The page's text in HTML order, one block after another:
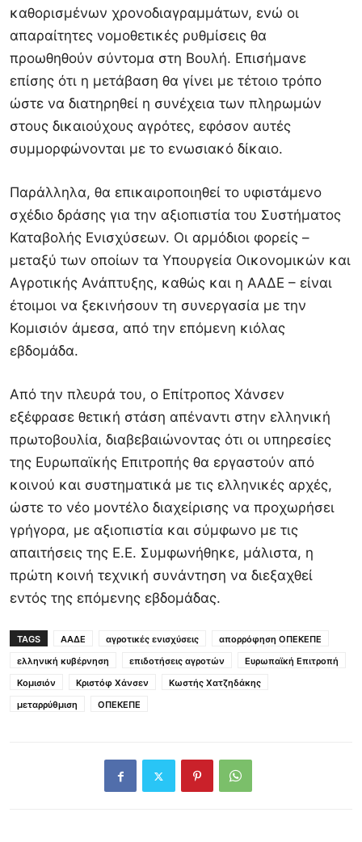
καθορισμένων χρονοδιαγραμμάτων, ενώ οι
απαραίτητες νομοθετικές ρυθμίσεις θα
προωθηθούν σύντομα στη Βουλή. Επισήμανε
επίσης ότι η μετάβαση θα γίνει με τέτοιο τρόπο
ώστε να διατηρηθεί η συνέχεια των πληρωμών
στους δικαιούχους αγρότες, εφόσον αυτές
συμμορφώνονται με το ενωσιακό δίκαιο.
Παράλληλα, θα επικαιροποιηθεί το υφιστάμενο
σχέδιο δράσης για την αξιοπιστία του Συστήματος
Καταβολής Ενισχύσεων. Οι αρμόδιοι φορείς –
μεταξύ των οποίων τα Υπουργεία Οικονομικών και
Αγροτικής Ανάπτυξης, καθώς και η ΑΑΔΕ – είναι
έτοιμοι να ξεκινήσουν τη συνεργασία με την
Κομισιόν άμεσα, από την επόμενη κιόλας
εβδομάδα.
Από την πλευρά του, ο Επίτροπος Χάνσεν
εξέφρασε θετική στάση απέναντι στην ελληνική
πρωτοβουλία, διαβεβαιώνοντας ότι οι υπηρεσίες
της Ευρωπαϊκής Επιτροπής θα εργαστούν από
κοινού και συστηματικά με τις ελληνικές αρχές,
ώστε το νέο μοντέλο διαχείρισης να προχωρήσει
γρήγορα, με αξιοπιστία και σύμφωνο με τις
απαιτήσεις της Ε.Ε. Συμφωνήθηκε, μάλιστα, η
πρώτη κοινή τεχνική συνάντηση να διεξαχθεί
εντός της επόμενης εβδομάδας.
TAGS ΑΑΔΕ αγροτικές ενισχύσεις
απορρόφηση ΟΠΕΚΕΠΕ
ελληνική κυβέρνηση
επιδοτήσεις αγροτών
Ευρωπαϊκή Επιτροπή
Κομισιόν
Κριστόφ Χάνσεν
Κωστής Χατζηδάκης
μεταρρύθμιση
ΟΠΕΚΕΠΕ